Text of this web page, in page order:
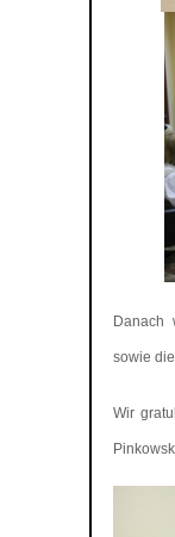
Danach
sowie
Wir